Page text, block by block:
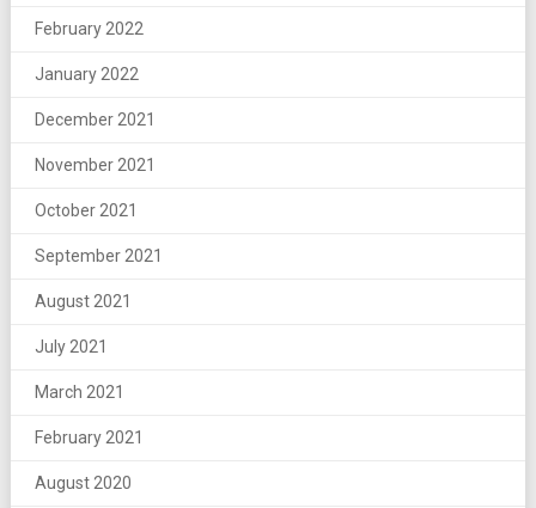
February 2022
January 2022
December 2021
November 2021
October 2021
September 2021
August 2021
July 2021
March 2021
February 2021
August 2020